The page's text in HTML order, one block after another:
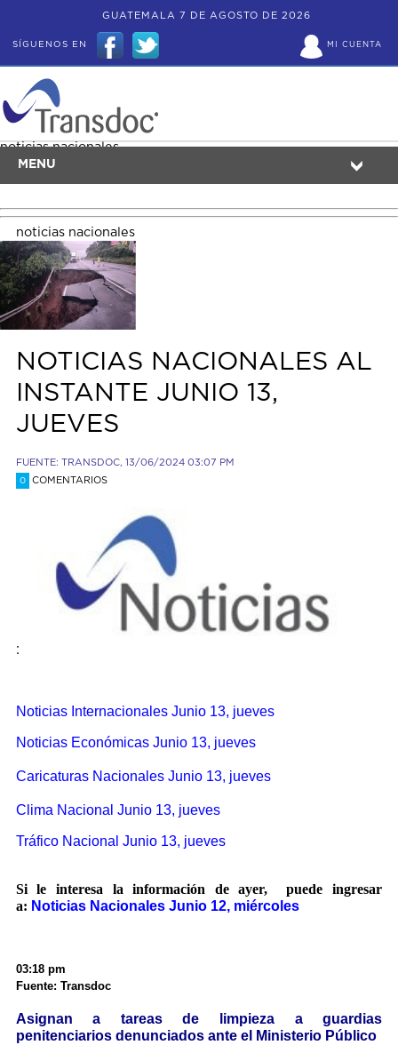
GUATEMALA 7 DE AGOSTO DE 2026
MI CUENTA
SÍGUENOS EN
MENU
noticias nacionales
noticias nacionales
NOTICIAS NACIONALES AL
INSTANTE JUNIO 13,
JUEVES
FUENTE: TRANSDOC, 13/06/2024 03:07 PM
0 COMENTARIOS
:
Noticias Internacionales Junio 13, jueves
Noticias Económicas Junio 13, jueves
Caricaturas Nacionales Junio 13, jueves
Clima Nacional Junio 13, jueves
Tráfico Nacional Junio 13, jueves
Si le interesa la información de ayer, puede ingresar
a: Noticias Nacionales Junio 12, miércoles
03:18 pm
Fuente: Transdoc
Asignan a tareas de limpieza a guardias
penitenciarios denunciados ante el Ministerio Público